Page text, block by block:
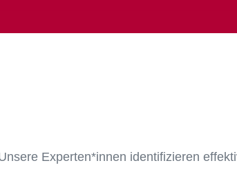
Experten*innen identifizieren